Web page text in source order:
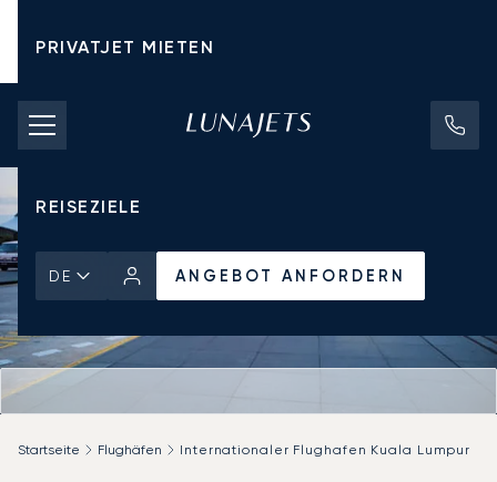
PRIVATJET MIETEN
CHARTERPREISE
PRIVATJETS
REISEZIELE
DE ANGEBOT ANFORDERN
Startseite Flughäfen Internationaler Flughafen Kuala Lumpur